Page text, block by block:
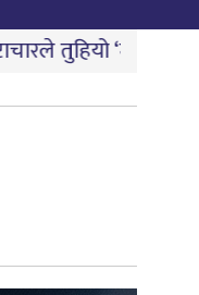
बेटी पढाऊँ,